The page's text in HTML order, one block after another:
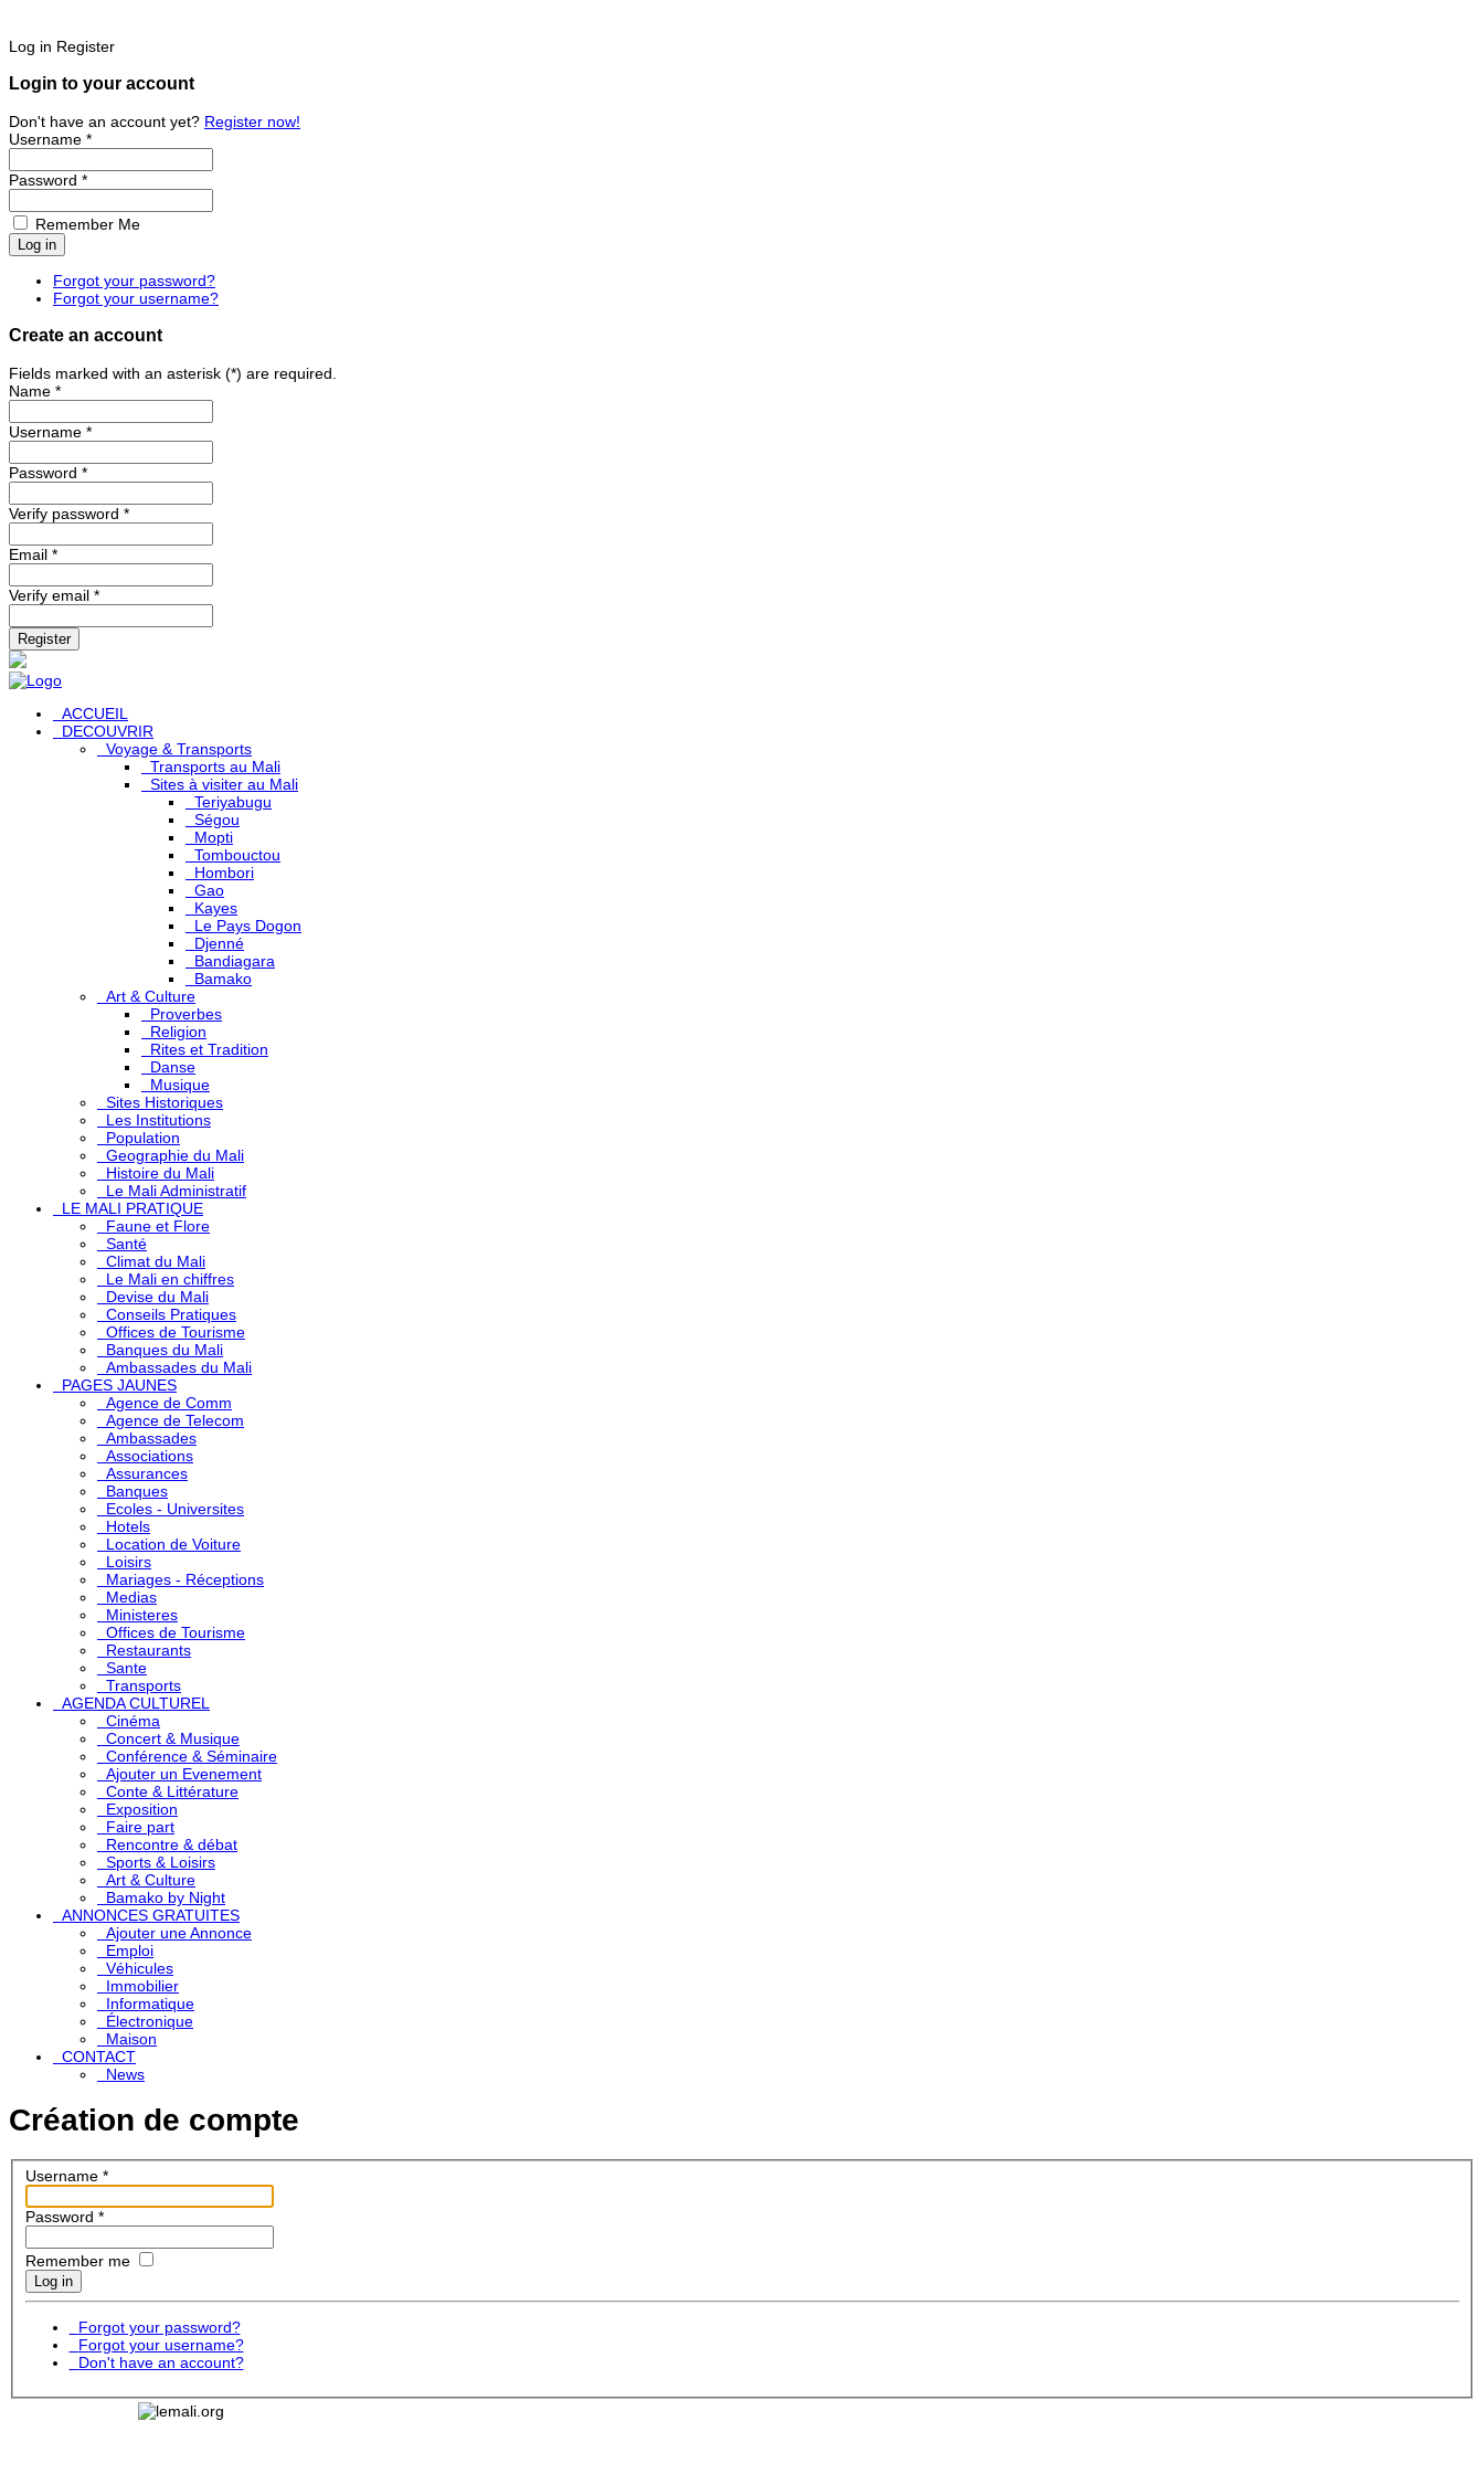
Log in Register
Login to your account
Don't have an account yet? Register now!
Username *
Password *
Remember Me
Forgot your password?
Forgot your username?
Create an account
Fields marked with an asterisk (*) are required.
Name *
Username *
Password *
Verify password *
Email *
Verify email *
Register
ACCUEIL
DECOUVRIR
Voyage & Transports
Transports au Mali
Sites à visiter au Mali
Teriyabugu
Ségou
Mopti
Tombouctou
Hombori
Gao
Kayes
Le Pays Dogon
Djenné
Bandiagara
Bamako
Art & Culture
Proverbes
Religion
Rites et Tradition
Danse
Musique
Sites Historiques
Les Institutions
Population
Geographie du Mali
Histoire du Mali
Le Mali Administratif
LE MALI PRATIQUE
Faune et Flore
Santé
Climat du Mali
Le Mali en chiffres
Devise du Mali
Conseils Pratiques
Offices de Tourisme
Banques du Mali
Ambassades du Mali
PAGES JAUNES
Agence de Comm
Agence de Telecom
Ambassades
Associations
Assurances
Banques
Ecoles - Universites
Hotels
Location de Voiture
Loisirs
Mariages - Réceptions
Medias
Ministeres
Offices de Tourisme
Restaurants
Sante
Transports
AGENDA CULTUREL
Cinéma
Concert & Musique
Conférence & Séminaire
Ajouter un Evenement
Conte & Littérature
Exposition
Faire part
Rencontre & débat
Sports & Loisirs
Art & Culture
Bamako by Night
ANNONCES GRATUITES
Ajouter une Annonce
Emploi
Véhicules
Immobilier
Informatique
Électronique
Maison
CONTACT
News
Création de compte
Username*
Password *
Remember me
Log in
Forgot your password?
Forgot your username?
Don't have an account?